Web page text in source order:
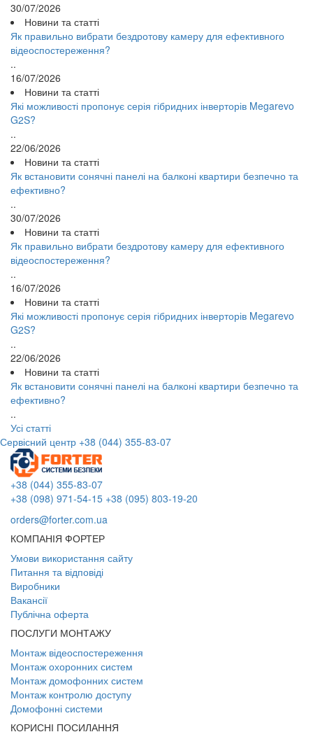
30/07/2026
Новини та статті
Як правильно вибрати бездротову камеру для ефективного
відеоспостереження?
..
16/07/2026
Новини та статті
Які можливості пропонує серія гібридних інверторів Megarevo
G2S?
..
22/06/2026
Новини та статті
Як встановити сонячні панелі на балконі квартири безпечно та
ефективно?
..
30/07/2026
Новини та статті
Як правильно вибрати бездротову камеру для ефективного
відеоспостереження?
..
16/07/2026
Новини та статті
Які можливості пропонує серія гібридних інверторів Megarevo
G2S?
..
22/06/2026
Новини та статті
Як встановити сонячні панелі на балконі квартири безпечно та
ефективно?
..
Усі статті
Сервісний центр +38 (044) 355-83-07
+38 (044) 355-83-07
+38 (098) 971-54-15 +38 (095) 803-19-20
orders@forter.com.ua
КОМПАНІЯ ФОРТЕР
Умови використання сайту
Питання та відповіді
Виробники
Вакансії
Публічна оферта
ПОСЛУГИ МОНТАЖУ
Монтаж відеоспостереження
Монтаж охоронних систем
Монтаж домофонних систем
Монтаж контролю доступу
Домофонні системи
КОРИСНІ ПОСИЛАННЯ